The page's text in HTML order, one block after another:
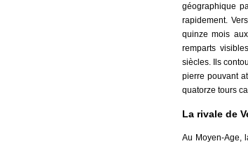
géographique
rapidement.
quinze mois
remparts
siècles. Ils
pierre pouvant
quatorze tours
La rivale de
Au Moyen-Age,